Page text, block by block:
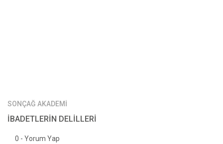
SONÇAĞ AKADEMİ
İBADETLERİN DELİLLERİ
0 - Yorum Yap